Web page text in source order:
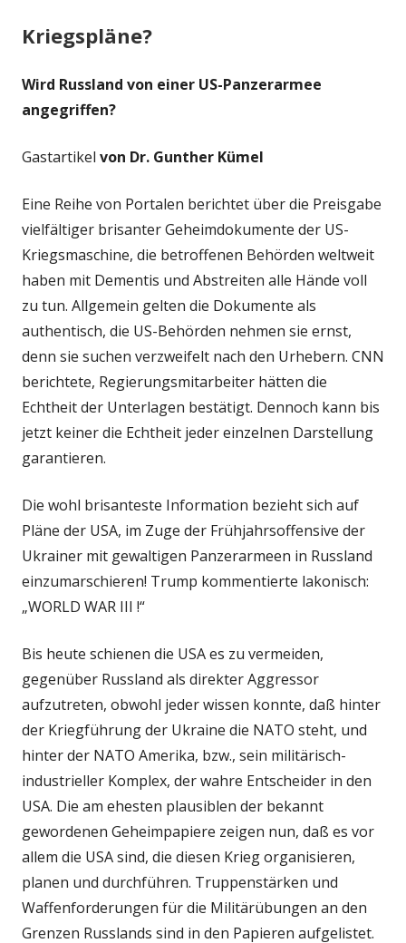
Kriegspläne?
Wird Russland von einer US-Panzerarmee
angegriffen?
Gastartikel von Dr. Gunther Kümel
Eine Reihe von Portalen berichtet über die Preisgabe
vielfältiger brisanter Geheimdokumente der US-
Kriegsmaschine, die betroffenen Behörden weltweit
haben mit Dementis und Abstreiten alle Hände voll
zu tun. Allgemein gelten die Dokumente als
authentisch, die US-Behörden nehmen sie ernst,
denn sie suchen verzweifelt nach den Urhebern. CNN
berichtete, Regierungsmitarbeiter hätten die
Echtheit der Unterlagen bestätigt. Dennoch kann bis
jetzt keiner die Echtheit jeder einzelnen Darstellung
garantieren.
Die wohl brisanteste Information bezieht sich auf
Pläne der USA, im Zuge der Frühjahrsoffensive der
Ukrainer mit gewaltigen Panzerarmeen in Russland
einzumarschieren! Trump kommentierte lakonisch:
„WORLD WAR III !“
Bis heute schienen die USA es zu vermeiden,
gegenüber Russland als direkter Aggressor
aufzutreten, obwohl jeder wissen konnte, daß hinter
der Kriegführung der Ukraine die NATO steht, und
hinter der NATO Amerika, bzw., sein militärisch-
industrieller Komplex, der wahre Entscheider in den
USA. Die am ehesten plausiblen der bekannt
gewordenen Geheimpapiere zeigen nun, daß es vor
allem die USA sind, die diesen Krieg organisieren,
planen und durchführen. Truppenstärken und
Waffenforderungen für die Militärübungen an den
Grenzen Russlands sind in den Papieren aufgelistet.